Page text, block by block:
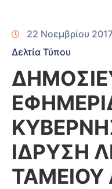
22 Νοεμβρίου
Δελτία Τύπου
ΙΔΡΥΣΗ
ΤΑΜΕΙΟΥ